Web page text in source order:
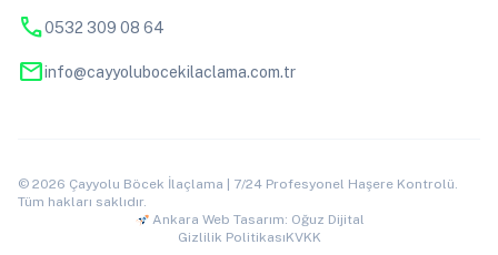
phone0532 309 08 64
mailinfo@cayyolubocekilaclama.com.tr
© 2026 Çayyolu Böcek İlaçlama | 7/24 Profesyonel Haşere Kontrolü.
Tüm hakları saklıdır.
Ankara Web Tasarım: Oğuz Dijital
Gizlilik PolitikasıKVKK